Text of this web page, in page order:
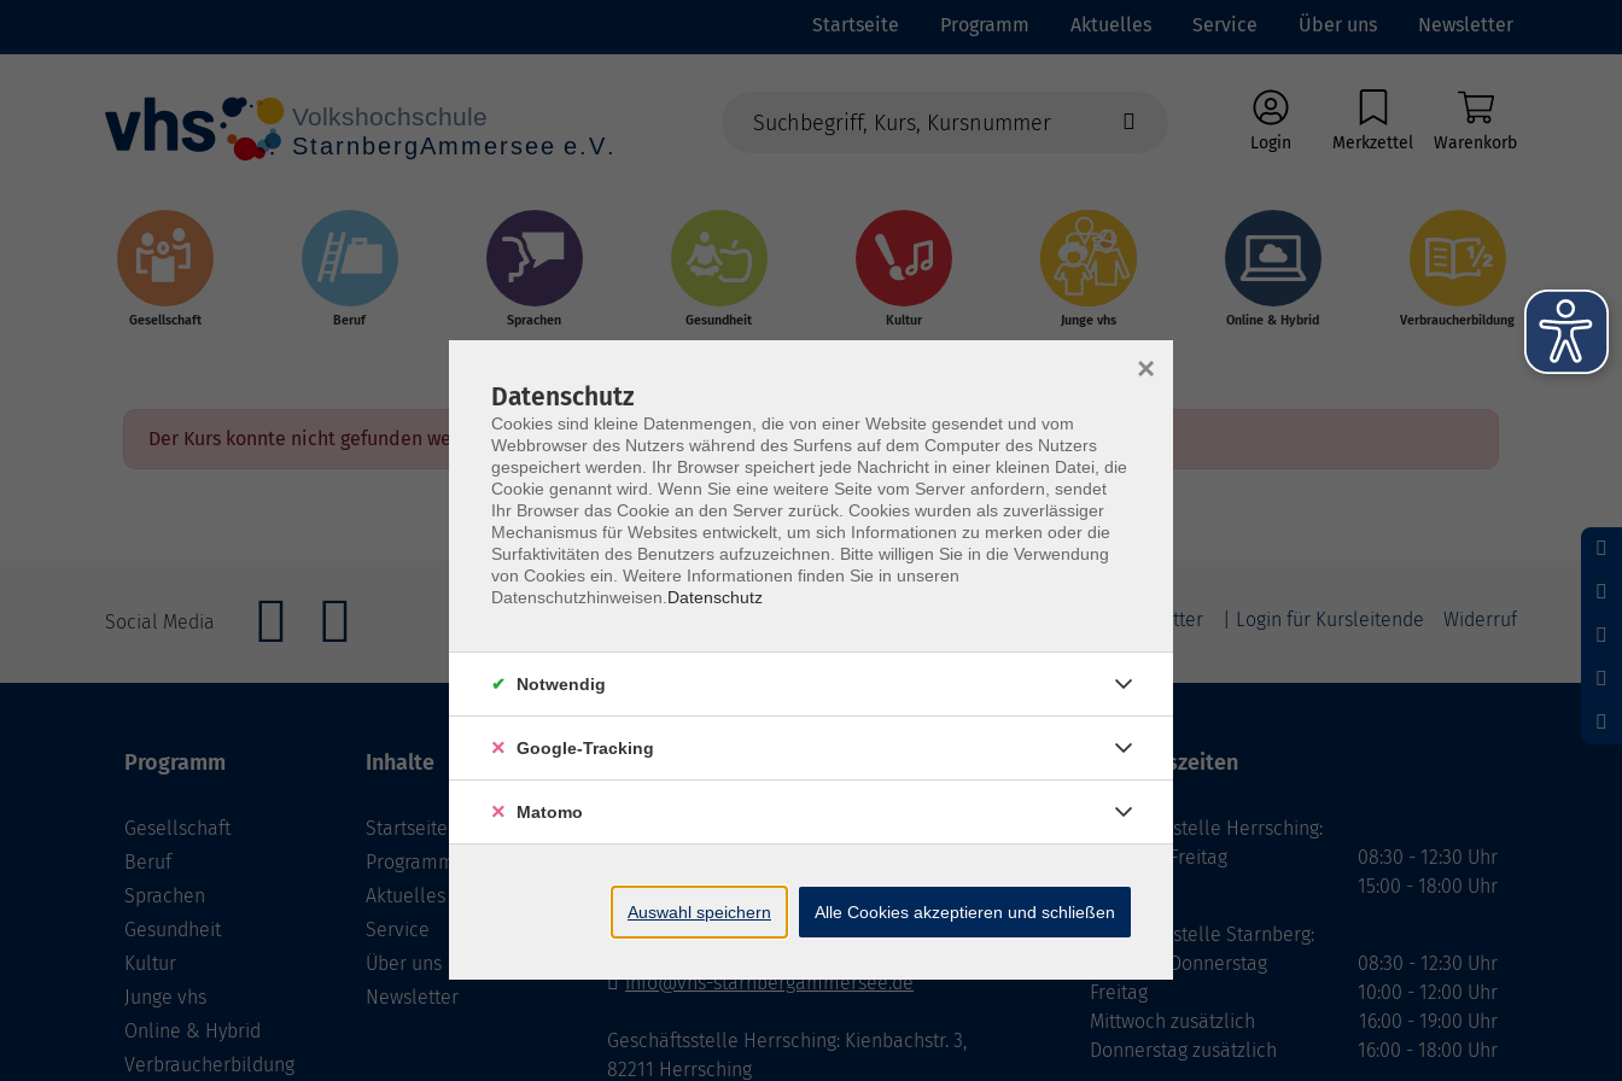
Startseite Programm Aktuelles Service Über uns Newsletter
Login Merkzettel Warenkorb
Gesellschaft Beruf Sprachen Gesundheit Kultur Junge vhs Online & Hybrid Verbraucherbildung
Der Kurs konnte nicht gefunden werden.
Social Media Newsletter | Login für Kursleitende Widerruf
Programm
Gesellschaft
Beruf
Sprachen
Gesundheit
Kultur
Junge vhs
Online & Hybrid
Verbraucherbildung
Inhalte
Startseite
Programm
Aktuelles
Service
Über uns
Newsletter
Kontakt
Geschäftsstelle Starnberg: Bahnhofplatz 14,
info@vhs-starnbergammersee.de
Geschäftsstelle Herrsching: Kienbachstr. 3,
82211 Herrsching
Öffnungszeiten
Geschäftsstelle Herrsching:
Montag - Freitag
Dienstag
08:30 - 12:30 Uhr
15:00 - 18:00 Uhr
Geschäftsstelle Starnberg:
Montag - Donnerstag
Freitag
Mittwoch zusätzlich
Donnerstag zusätzlich
08:30 - 12:30 Uhr
10:00 - 12:00 Uhr
16:00 - 19:00 Uhr
16:00 - 18:00 Uhr
Datenschutz
Cookies sind kleine Datenmengen, die von einer Website gesendet und vom
Webbrowser des Nutzers während des Surfens auf dem Computer des Nutzers
gespeichert werden. Ihr Browser speichert jede Nachricht in einer kleinen Datei, die
Cookie genannt wird. Wenn Sie eine weitere Seite vom Server anfordern, sendet
Ihr Browser das Cookie an den Server zurück. Cookies wurden als zuverlässiger
Mechanismus für Websites entwickelt, um sich Informationen zu merken oder die
Surfaktivitäten des Benutzers aufzuzeichnen. Bitte willigen Sie in die Verwendung
von Cookies ein. Weitere Informationen finden Sie in unseren
Datenschutzhinweisen. Datenschutz
×
Notwendig
Google-Tracking
Matomo
Auswahl speichern Alle Cookies akzeptieren und schließen